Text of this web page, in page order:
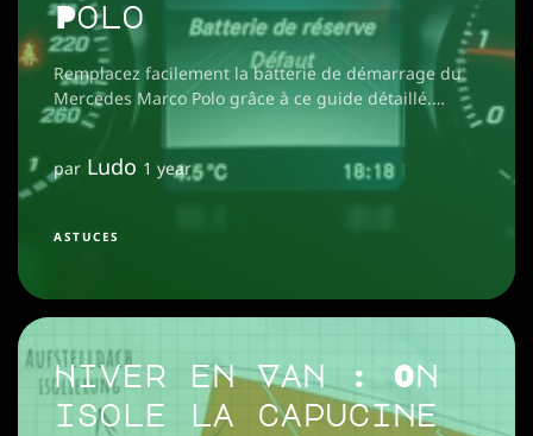
Polo
Remplacez facilement la batterie de démarrage du
Mercedes Marco Polo grâce à ce guide détaillé.
Découvrez astuces, étapes et conseils pour éviter les
par Ludo 1 year
ASTUCES
Hiver en Van : On
isole la capucine